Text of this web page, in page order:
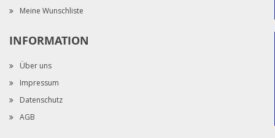
Meine Wunschliste
INFORMATION
Über uns
Impressum
Datenschutz
AGB